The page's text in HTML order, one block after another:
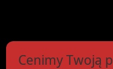
Cenimy Twoją